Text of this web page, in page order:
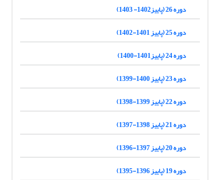
دوره 26 (پاییز1402- 1403)
دوره 25 (پاییز 1401-1402)
دوره 24 (پاییز1401-1400)
دوره 23 (پاییز 1400-1399)
دوره 22 (پاییز 1399-1398)
دوره 21 (پاییز 1398-1397)
دوره 20 (پاییز 1397-1396)
دوره 19 (پاییز 1396-1395)